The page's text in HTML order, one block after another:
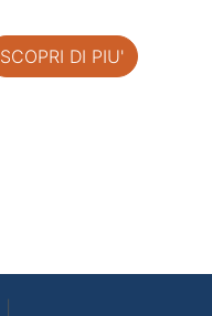
SCOPRI DI PIU'